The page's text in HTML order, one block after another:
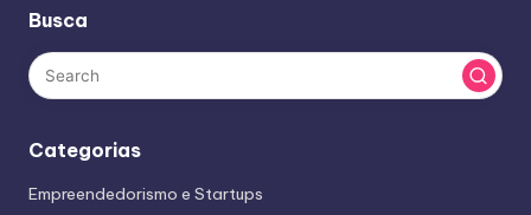
Busca
Categorias
Empreendedorismo e Startups